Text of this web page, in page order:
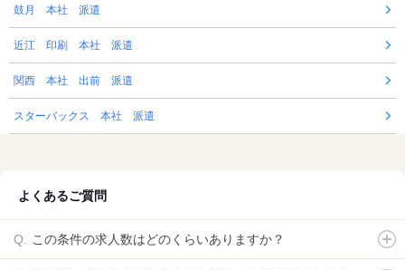
鼓月 本社 派遣
近江 印刷 本社 派遣
関西 本社 出前 派遣
スターバックス 本社 派遣
よくあるご質問
この条件の求人数はどのくらいありますか？